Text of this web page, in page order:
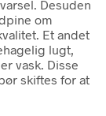
Desuden
om
Et andet
lugt,
vask. Disse
skiftes for at